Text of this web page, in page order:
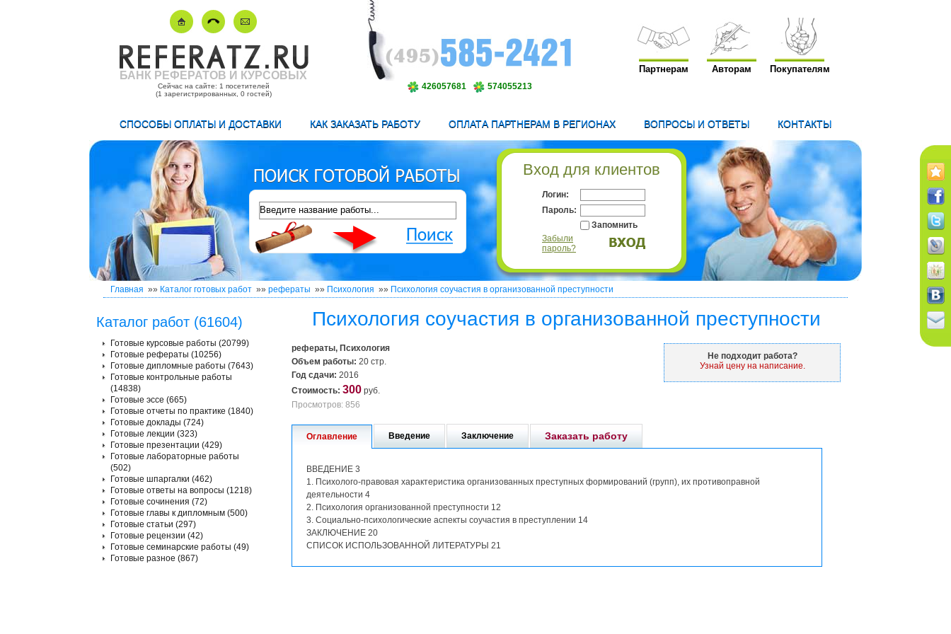
БАНК РЕФЕРАТОВ И КУРСОВЫХ
Сейчас на сайте: 1 посетителей
(1 зарегистрированных, 0 гостей)
426057681 574055213
Партнерам Авторам Покупателям
СПОСОБЫ ОПЛАТЫ И ДОСТАВКИ КАК ЗАКАЗАТЬ РАБОТУ ОПЛАТА ПАРТНЕРАМ В РЕГИОНАХ ВОПРОСЫ И ОТВЕТЫ КОНТАКТЫ
Вход для клиентов
Логин:
Пароль:
Запомнить
Забыли
пароль?
Главная »» Каталог готовых работ »» рефераты »» Психология »» Психология соучастия в организованной преступности
Психология соучастия в организованной преступности
рефераты, Психология
Объем работы: 20 стр.
Год сдачи: 2016
Стоимость: 300 руб.
Просмотров: 856
Не подходит работа?
Узнай цену на написание.
Оглавление Введение Заключение Заказать работу
ВВЕДЕНИЕ 3
1. Психолого-правовая характеристика организованных преступных формирований (групп), их противоправной
деятельности 4
2. Психология организованной преступности 12
3. Социально-психологические аспекты соучастия в преступлении 14
ЗАКЛЮЧЕНИЕ 20
СПИСОК ИСПОЛЬЗОВАННОЙ ЛИТЕРАТУРЫ 21
Каталог работ (61604)
Готовые курсовые работы (20799)
Готовые рефераты (10256)
Готовые дипломные работы (7643)
Готовые контрольные работы
(14838)
Готовые эссе (665)
Готовые отчеты по практике (1840)
Готовые доклады (724)
Готовые лекции (323)
Готовые презентации (429)
Готовые лабораторные работы
(502)
Готовые шпаргалки (462)
Готовые ответы на вопросы (1218)
Готовые сочинения (72)
Готовые главы к дипломным (500)
Готовые статьи (297)
Готовые рецензии (42)
Готовые семинарские работы (49)
Готовые разное (867)